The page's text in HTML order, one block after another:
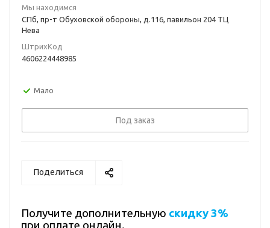
Мы находимся
СПб, пр-т Обуховской обороны, д.116, павильон 204 ТЦ
Нева
ШтрихКод
4606224448985
Мало
Под заказ
Поделиться
Получите дополнительную скидку 3%
при оплате онлайн.